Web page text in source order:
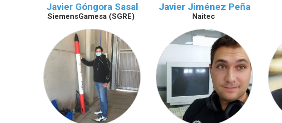
Javier Góngora Sasal
SiemensGamesa (SGRE)
Javier Jiménez Peña
Naitec